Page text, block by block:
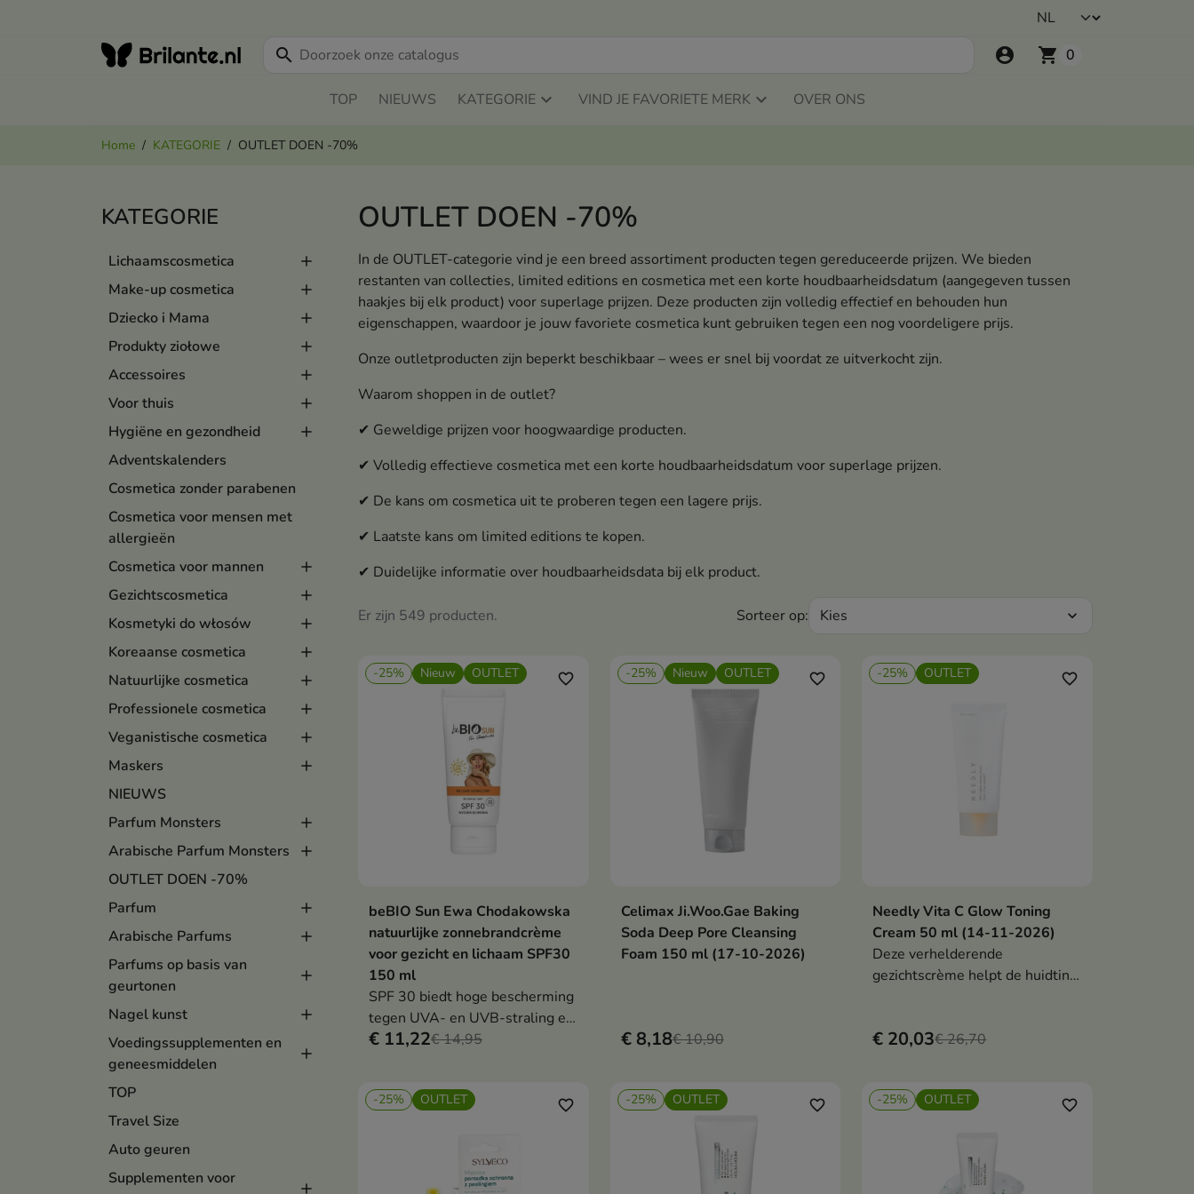
search account_circle shopping_cart 0
TOP NIEUWS KATEGORIE VIND JE FAVORIETE MERK OVER ONS
Home KATEGORIE OUTLET DOEN -70%
KATEGORIE
Lichaamscosmetica
Make-up cosmetica
Dziecko i Mama
Produkty ziołowe
Accessoires
Voor thuis
Hygiëne en gezondheid
Adventskalenders
Cosmetica zonder parabenen
Cosmetica voor mensen met
allergieën
Cosmetica voor mannen
Gezichtscosmetica
Kosmetyki do włosów
Koreaanse cosmetica
Natuurlijke cosmetica
Professionele cosmetica
Veganistische cosmetica
Maskers
NIEUWS
Parfum Monsters
Arabische Parfum Monsters
OUTLET DOEN -70%
Parfum
Arabische Parfums
Parfums op basis van
geurtonen
Nagel kunst
Voedingssupplementen en
geneesmiddelen
TOP
Travel Size
Auto geuren
Supplementen voor
OUTLET DOEN -70%
In de OUTLET-categorie vind je een breed assortiment producten tegen gereduceerde prijzen. We bieden
restanten van collecties, limited editions en cosmetica met een korte houdbaarheidsdatum (aangegeven tussen
haakjes bij elk product) voor superlage prijzen. Deze producten zijn volledig effectief en behouden hun
eigenschappen, waardoor je jouw favoriete cosmetica kunt gebruiken tegen een nog voordeligere prijs.
Onze outletproducten zijn beperkt beschikbaar – wees er snel bij voordat ze uitverkocht zijn.
Waarom shoppen in de outlet?
✔ Geweldige prijzen voor hoogwaardige producten.
✔ Volledig effectieve cosmetica met een korte houdbaarheidsdatum voor superlage prijzen.
✔ De kans om cosmetica uit te proberen tegen een lagere prijs.
✔ Laatste kans om limited editions te kopen.
✔ Duidelijke informatie over houdbaarheidsdata bij elk product.
Er zijn 549 producten. Sorteer op: Kies expand_more
-25% Nieuw OUTLET
In winkelwagen
favorite_border
beBIO Sun Ewa Chodakowska
natuurlijke zonnebrandcrème
voor gezicht en lichaam SPF30
150 ml
SPF 30 biedt hoge bescherming
tegen UVA- en UVB-straling en
ondersteunt de dagelijkse
glycerine, vitamine E en
beschermt de huid tegen de zon.
€ 11,22€ 14,95
-25% Nieuw OUTLET
In winkelwagen
favorite_border
Celimax Ji.Woo.Gae Baking
Soda Deep Pore Cleansing
Foam 150 ml (17-10-2026)
€ 8,18€ 10,90
-25% OUTLET
In winkelwagen
favorite_border
Needly Vita C Glow Toning
Cream 50 ml (14-11-2026)
Deze verhelderende
gezichtscrème helpt de huidtint
huid te bevorderen. De formule,
panthenol, hyaluronzuur en
oxidatieve stress.
€ 20,03€ 26,70
-25% OUTLET favorite_border -25% OUTLET favorite_border -25% OUTLET favorite_border